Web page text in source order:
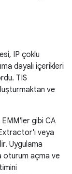
IP çoklu
dayalı içerikleri
TIS
ve
EMM'ler gibi CA
veya
Uygulama
oturum açma ve